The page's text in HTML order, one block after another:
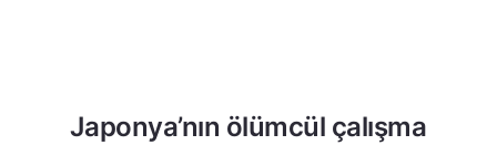
Japonya’nın ölümcül çalışma